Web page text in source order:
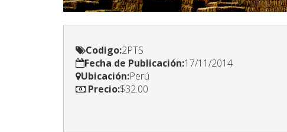
Codigo:
Fecha de Publicación:
17/11/2014
Ubicación:
Precio:$32.00